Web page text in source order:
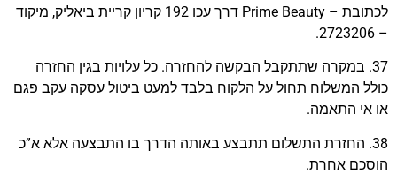
לכתובת – Prime Beauty דרך עכו 192 קריון קריית ביאליק, מיקוד
– 2723206.
37. במקרה שתתקבל הבקשה להחזרה. כל עלויות בגין החזרה
כולל המשלוח תחול על הלקוח בלבד למעט ביטול עסקה עקב פגם
או אי התאמה.
38. החזרת התשלום תתבצע באותה הדרך בו התבצעה אלא א”כ
הוסכם אחרת.